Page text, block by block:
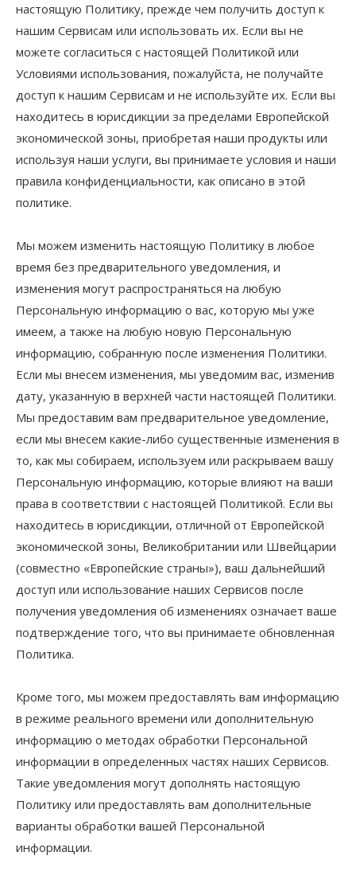
настоящую Политику, прежде чем получить доступ к
нашим Сервисам или использовать их. Если вы не
можете согласиться с настоящей Политикой или
Условиями использования, пожалуйста, не получайте
доступ к нашим Сервисам и не используйте их. Если вы
находитесь в юрисдикции за пределами Европейской
экономической зоны, приобретая наши продукты или
используя наши услуги, вы принимаете условия и наши
правила конфиденциальности, как описано в этой
политике.
Мы можем изменить настоящую Политику в любое
время без предварительного уведомления, и
изменения могут распространяться на любую
Персональную информацию о вас, которую мы уже
имеем, а также на любую новую Персональную
информацию, собранную после изменения Политики.
Если мы внесем изменения, мы уведомим вас, изменив
дату, указанную в верхней части настоящей Политики.
Мы предоставим вам предварительное уведомление,
если мы внесем какие-либо существенные изменения в
то, как мы собираем, используем или раскрываем вашу
Персональную информацию, которые влияют на ваши
права в соответствии с настоящей Политикой. Если вы
находитесь в юрисдикции, отличной от Европейской
экономической зоны, Великобритании или Швейцарии
(совместно «Европейские страны»), ваш дальнейший
доступ или использование наших Сервисов после
получения уведомления об изменениях означает ваше
подтверждение того, что вы принимаете обновленная
Политика.
Кроме того, мы можем предоставлять вам информацию
в режиме реального времени или дополнительную
информацию о методах обработки Персональной
информации в определенных частях наших Сервисов.
Такие уведомления могут дополнять настоящую
Политику или предоставлять вам дополнительные
варианты обработки вашей Персональной
информации.